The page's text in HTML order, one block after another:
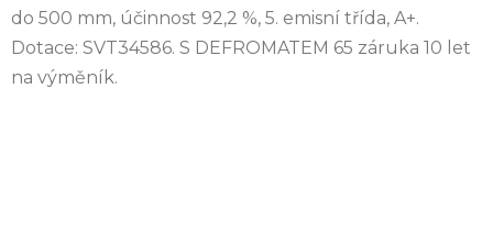
do 500 mm, účinnost 92,2 %, 5. emisní třída, A+.
Dotace: SVT34586. S DEFROMATEM 65 záruka 10 let
na výměník.